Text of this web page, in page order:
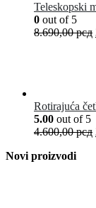
Teleskopski
0 out of 5
8.690,00рсд
Rotirajuća
5.00 out of 5
4.600,00рсд
Novi proizvodi